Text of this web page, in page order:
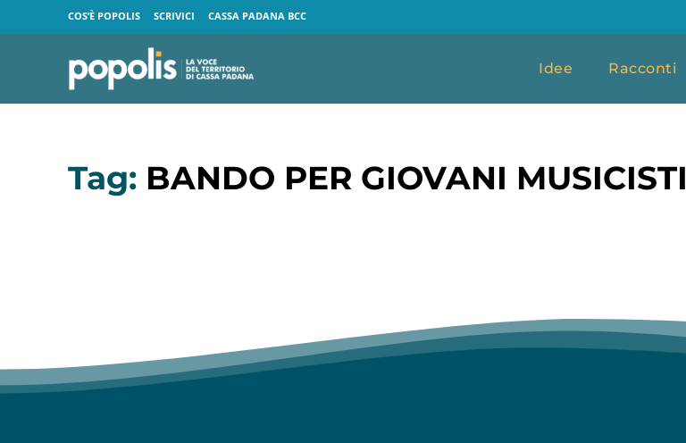
COS’È POPOLIS SCRIVICI CASSA PADANA BCC
Idee Racconti
Tag: BANDO PER GIOVANI MUSICISTI